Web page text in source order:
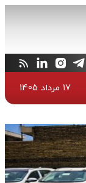
17 مرداد 1405